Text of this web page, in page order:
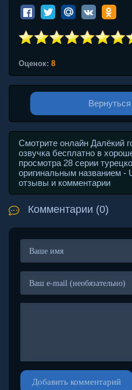
Оценок: 8
Смотрите онлайн Далёкий
озвучка бесплатно в
просмотра 28 серии
оригинальным названием -
отзывы и комментарии
Комментарии (0)
Добавить комментарий